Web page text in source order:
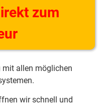
zum
mit allen möglichen
wir schnell und